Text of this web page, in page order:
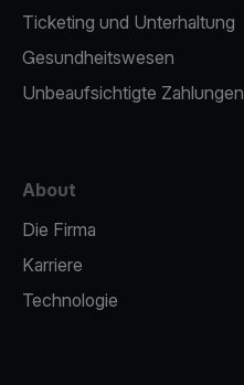
Ticketing und Unterhaltung
Gesundheitswesen
Unbeaufsichtigte Zahlungen
About
Die Firma
Karriere
Technologie